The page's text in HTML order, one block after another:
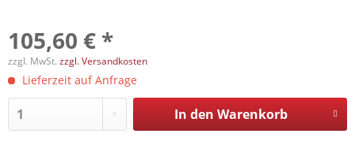
105,60 € *
zzgl. MwSt. zzgl. Versandkosten
Lieferzeit auf Anfrage
In den Warenkorb